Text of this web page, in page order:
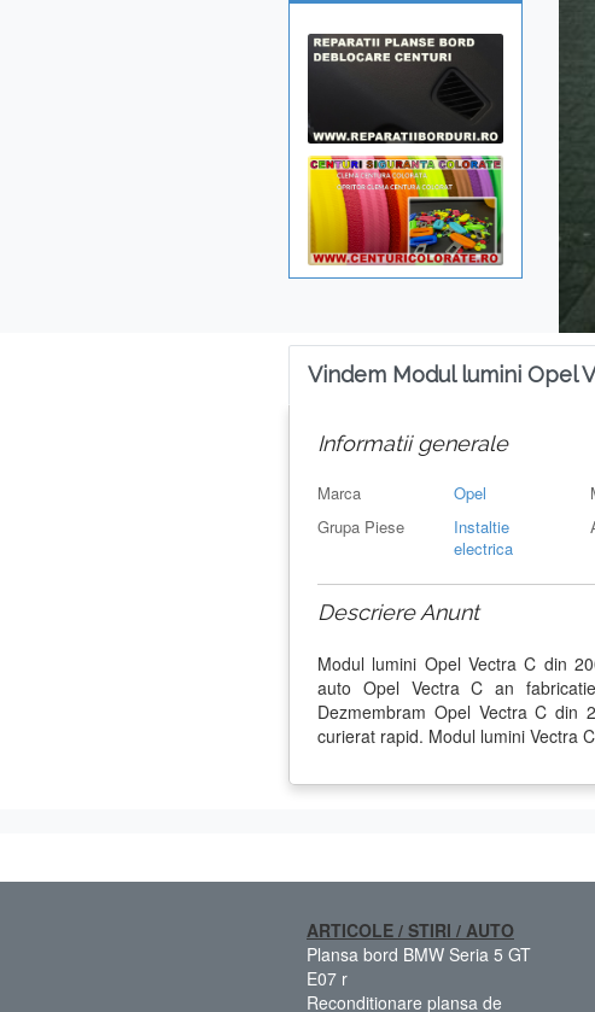
Vindem Modul lumini Opel
Informatii generale
Marca Opel
Grupa Piese
Instaltie
electrica
Descriere Anunt
Modul lumini Opel Vectra C din
auto Opel Vectra C an
Dezmembram Opel Vectra C din
curierat rapid. Modul lumini Vectra
ARTICOLE / STIRI / AUTO
Plansa bord BMW Seria 5 GT
E07 r
Reconditionare plansa de